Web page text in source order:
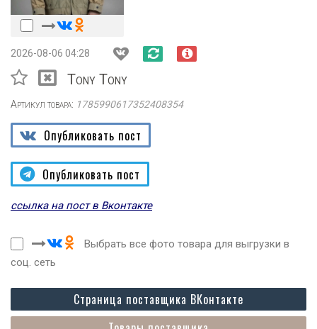
2026-08-06 04:28
Tony Tony
Артикул товара: 1785990617352408354
Опубликовать пост
Опубликовать пост
ссылка на пост в Вконтакте
Выбрать все фото товара для выгрузки в
соц. сеть
Страница поставщика ВКонтакте